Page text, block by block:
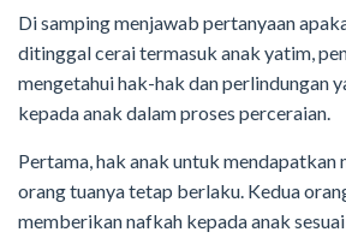
Di samping menjawab pertanyaan
ditinggal cerai termasuk anak yatim,
mengetahui hak-hak dan perlindungan
kepada anak dalam proses perceraian.
Pertama, hak anak untuk mendapatkan
orang tuanya tetap berlaku. Kedua
memberikan nafkah kepada anak